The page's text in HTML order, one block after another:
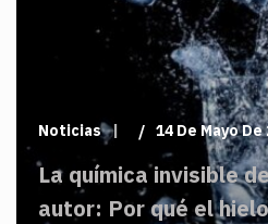
Noticias 14 De Mayo De
La química invisible
autor: Por qué el